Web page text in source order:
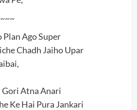
Ago Super
Chadh Jaiho Upar
Atna Anari
Ke Hai Pura Jankari